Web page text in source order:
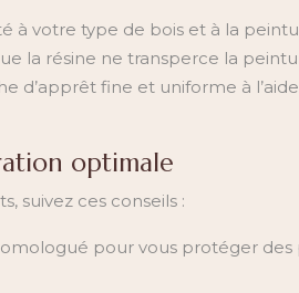
à votre type de bois et à la
la résine ne transperce la
d’apprêt fine et uniforme à
optimale
suivez ces conseils :
pour vous protéger